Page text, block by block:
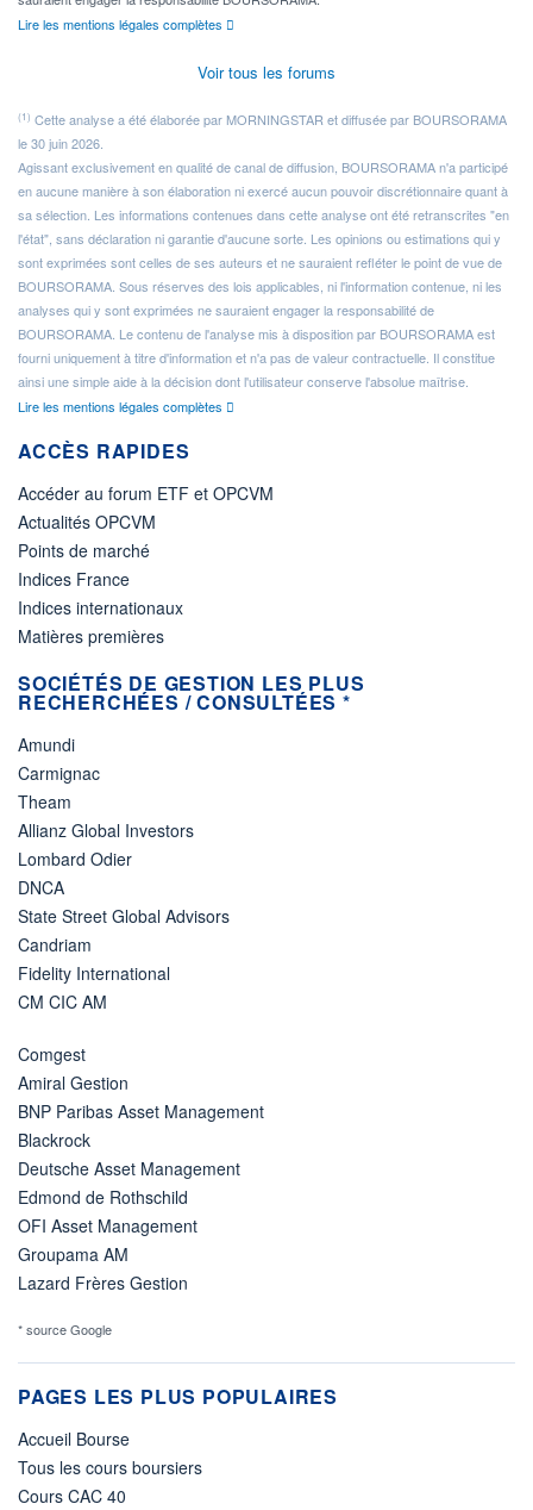
Lire les mentions légales complètes
Voir tous les forums
(1) Cette analyse a été élaborée par MORNINGSTAR et diffusée par BOURSORAMA
le 30 juin 2026.
Agissant exclusivement en qualité de canal de diffusion, BOURSORAMA n'a participé
en aucune manière à son élaboration ni exercé aucun pouvoir discrétionnaire quant à
sa sélection. Les informations contenues dans cette analyse ont été retranscrites "en
l'état", sans déclaration ni garantie d'aucune sorte. Les opinions ou estimations qui y
sont exprimées sont celles de ses auteurs et ne sauraient refléter le point de vue de
BOURSORAMA. Sous réserves des lois applicables, ni l'information contenue, ni les
analyses qui y sont exprimées ne sauraient engager la responsabilité de
BOURSORAMA. Le contenu de l'analyse mis à disposition par BOURSORAMA est
fourni uniquement à titre d'information et n'a pas de valeur contractuelle. Il constitue
ainsi une simple aide à la décision dont l'utilisateur conserve l'absolue maîtrise.
Lire les mentions légales complètes
ACCÈS RAPIDES
Accéder au forum ETF et OPCVM
Actualités OPCVM
Points de marché
Indices France
Indices internationaux
Matières premières
SOCIÉTÉS DE GESTION LES PLUS
RECHERCHÉES / CONSULTÉES *
Amundi
Carmignac
Theam
Allianz Global Investors
Lombard Odier
DNCA
State Street Global Advisors
Candriam
Fidelity International
CM CIC AM
Comgest
Amiral Gestion
BNP Paribas Asset Management
Blackrock
Deutsche Asset Management
Edmond de Rothschild
OFI Asset Management
Groupama AM
Lazard Frères Gestion
* source Google
PAGES LES PLUS POPULAIRES
Accueil Bourse
Tous les cours boursiers
Cours CAC 40